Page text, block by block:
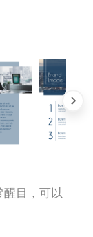
目，可以